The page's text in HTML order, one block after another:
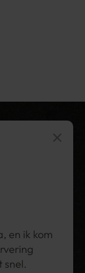
en ik kom
snel.